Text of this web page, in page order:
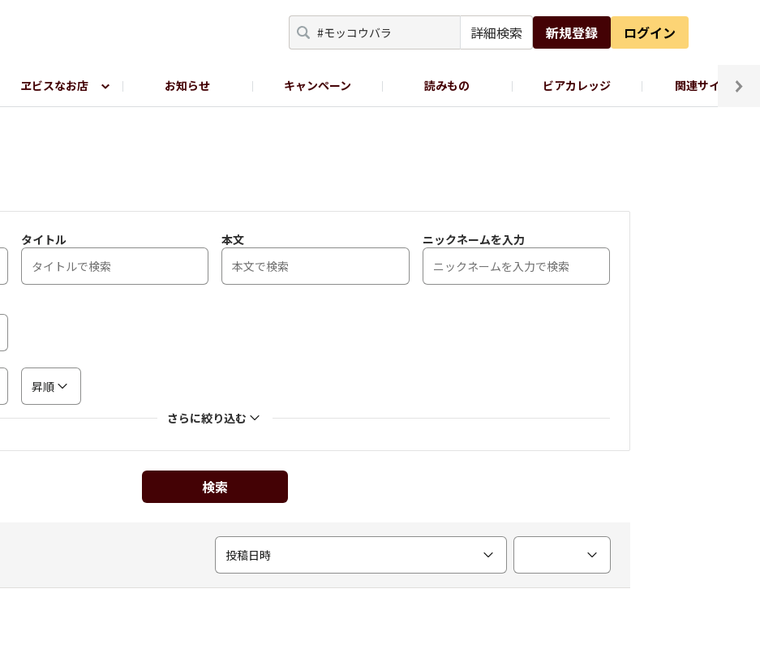
詳細検索 新規登録 ログイン
ヱビスなお店 お知らせ キャンペーン 読みもの ビアカレッジ 関連サイト
タイトル 本文 ニックネームを入力
昇順
さらに絞り込む
検索
投稿日時